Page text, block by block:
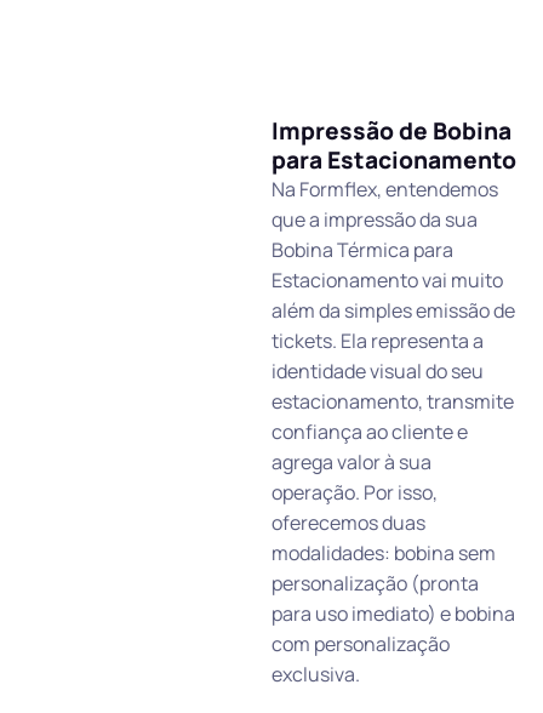
Impressão de Bobina
para Estacionamento
Na Formflex, entendemos
que a impressão da sua
Bobina Térmica para
Estacionamento vai muito
além da simples emissão de
tickets. Ela representa a
identidade visual do seu
estacionamento, transmite
confiança ao cliente e
agrega valor à sua
operação. Por isso,
oferecemos duas
modalidades: bobina sem
personalização (pronta
para uso imediato) e bobina
com personalização
exclusiva.